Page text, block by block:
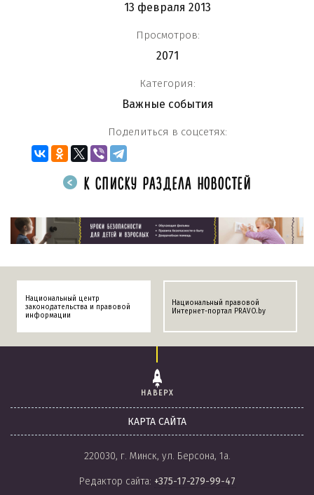
13 февраля 2013
Просмотров:
2071
Категория:
Важные события
Поделиться в соцсетях:
К СПИСКУ РАЗДЕЛА НОВОСТЕЙ
Национальный центр
законодательства и правовой
информации
Национальный правовой
Интернет-портал PRAVO.by
НАВЕРХ
КАРТА САЙТА
220030, г. Минск, ул. Берсона, 1а.
Редактор сайта: +375-17-279-99-47